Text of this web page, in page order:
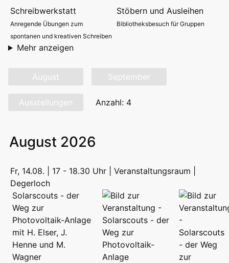
Schreibwerkstatt
Anregende Übungen zum
spontanen und kreativen Schreiben
Stöbern und Ausleihen
Bibliotheksbesuch für Gruppen
Mehr anzeigen
August September
Ausstellungen Anzahl: 4
August 2026
Fr, 14.08. | 17 - 18.30 Uhr | Veranstaltungsraum |
Degerloch
Solarscouts - der
Weg zur
Photovoltaik-Anlage
mit H. Elser, J.
Henne und M.
Wagner